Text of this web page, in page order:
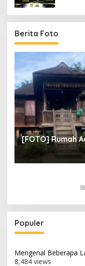
Berita Foto
[FOTO] Rumah
Populer
Mengenal Beberapa
8,484 views